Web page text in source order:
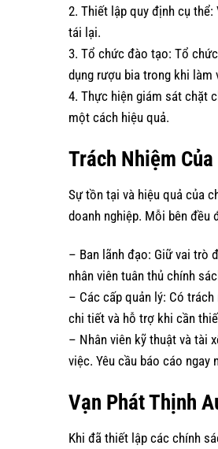
2. Thiết lập quy định cụ
tái lại.
3. Tổ chức đào tạo: Tổ
dụng rượu bia trong khi làm
4. Thực hiện giám sát chặt
một cách hiệu quả.
Trách Nhiệm Của
Sự tồn tại và hiệu quả của
doanh nghiệp. Mỗi bên đều
– Ban lãnh đạo: Giữ vai trò
nhân viên tuân thủ chính
– Các cấp quản lý: Có
chi tiết và hỗ trợ khi cần
– Nhân viên kỹ thuật và tài
việc. Yêu cầu báo cáo ngay
Vạn Phát Thịnh
Khi đã thiết lập các chính